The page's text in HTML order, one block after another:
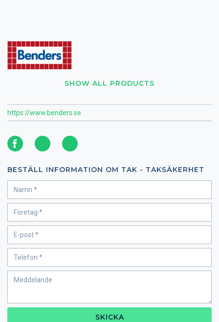
SHOW ALL PRODUCTS
https://www.benders.se
BESTÄLL INFORMATION OM TAK - TAKSÄKERHET
SKICKA